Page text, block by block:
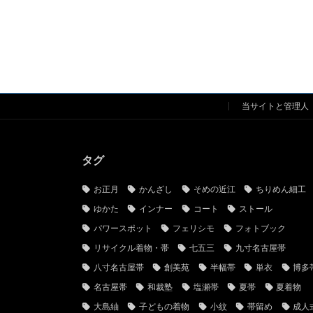
当サイトと管理人
タグ
お正月 かんざし そめの近江
ちりめん細工
ゆかた
インナー コート
ストール
パワースポット
フェリシモ
フォトブック
リサイクル着物・帯
七五三
九寸名古屋帯
八寸名古屋帯
創美苑 半幅帯 単衣
博多
名古屋帯
和裁塾 塩瀬帯 夏帯
夏着物
大島紬
子どもの着物 小紋 帯留め 成人